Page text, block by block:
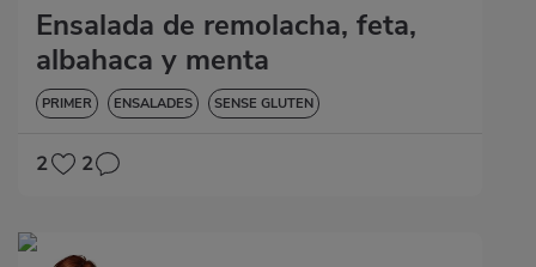
Ensalada de remolacha, feta,
albahaca y menta
PRIMER ENSALADES SENSE GLUTEN
2 2